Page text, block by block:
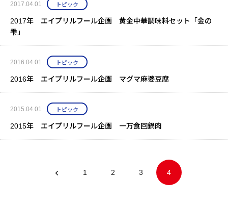
2017.04.01 トピック
2017年 エイプリルフール企画 黄金中華調味料セット「金の
雫」
2016.04.01 トピック
2016年 エイプリルフール企画 マグマ麻婆豆腐
2015.04.01 トピック
2015年 エイプリルフール企画 一万食回鍋肉
1 2 3 4